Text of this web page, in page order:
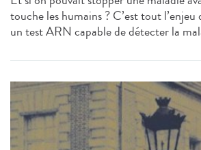
touche les humains ? C’est tout
un test ARN capable de détecter la